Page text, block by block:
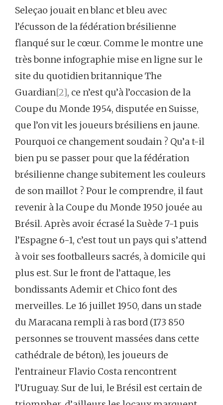
Seleçao jouait en blanc et bleu avec
l’écusson de la fédération brésilienne
flanqué sur le cœur. Comme le montre une
très bonne infographie mise en ligne sur le
site du quotidien britannique The
Guardian[2], ce n’est qu’à l’occasion de la
Coupe du Monde 1954, disputée en Suisse,
que l’on vit les joueurs brésiliens en jaune.
Pourquoi ce changement soudain ? Qu’a t-il
bien pu se passer pour que la fédération
brésilienne change subitement les couleurs
de son maillot ? Pour le comprendre, il faut
revenir à la Coupe du Monde 1950 jouée au
Brésil. Après avoir écrasé la Suède 7-1 puis
l’Espagne 6-1, c’est tout un pays qui s’attend
à voir ses footballeurs sacrés, à domicile qui
plus est. Sur le front de l’attaque, les
bondissants Ademir et Chico font des
merveilles. Le 16 juillet 1950, dans un stade
du Maracana rempli à ras bord (173 850
personnes se trouvent massées dans cette
cathédrale de béton), les joueurs de
l’entraineur Flavio Costa rencontrent
l’Uruguay. Sur de lui, le Brésil est certain de